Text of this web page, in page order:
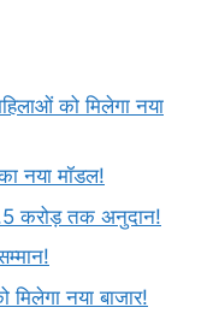
को मिलेगा नया
नया मॉडल!
करोड़ तक अनुदान!
नया बाजार!